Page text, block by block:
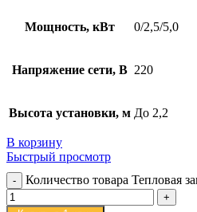
Мощность, кВт 0/2,5/5,0
Напряжение сети, В 220
Высота установки, м До 2,2
В корзину
Быстрый просмотр
Количество товара Тепловая